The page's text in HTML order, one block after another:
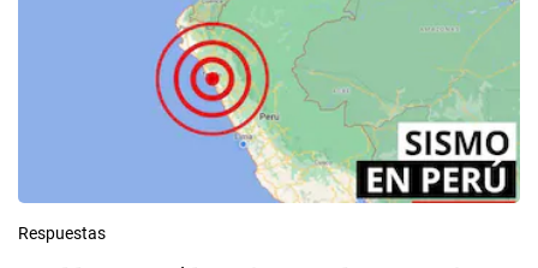
Respuestas